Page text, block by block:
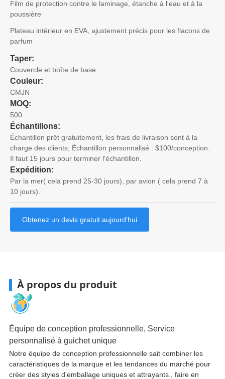
Film de protection contre le laminage, étanche à l'eau et à la
poussière
Plateau intérieur en EVA, ajustement précis pour les flacons de
parfum
Taper:
Couvercle et boîte de base
Couleur:
CMJN
MOQ:
500
Échantillons:
Échantillon prêt gratuitement, les frais de livraison sont à la
charge des clients; Échantillon personnalisé : $100/conception.
Il faut 15 jours pour terminer l'échantillon.
Expédition:
Par la mer( cela prend 25-30 jours), par avion ( cela prend 7 à
10 jours).
Obtenez un devis gratuit aujourd'hui
À propos du produit
Équipe de conception professionnelle, Service
personnalisé à guichet unique
Notre équipe de conception professionnelle sait combiner les
caractéristiques de la marque et les tendances du marché pour
créer des styles d'emballage uniques et attrayants., faire en